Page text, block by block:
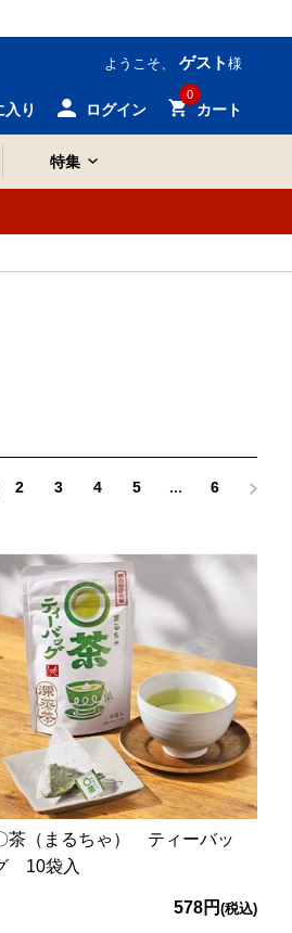
ようこそ、 ゲスト 様
入り ログイン
0
カート
特集
2 3 4 5 ... 6
茶（まるちゃ） ティーバッ
10袋入
578円 (税込)